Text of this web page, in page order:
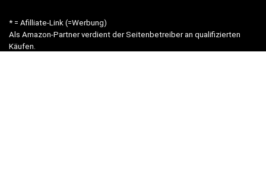
* = Afilliate-Link (=Werbung)
Als Amazon-Partner verdient der Seitenbetreiber an qualifizierten
Käufen.